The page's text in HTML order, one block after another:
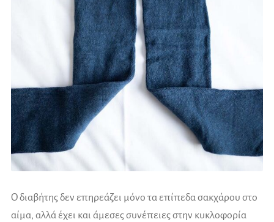
Ο διαβήτης δεν επηρεάζει μόνο τα επίπεδα σακχάρου στο
αίμα, αλλά έχει και άμεσες συνέπειες στην κυκλοφορία